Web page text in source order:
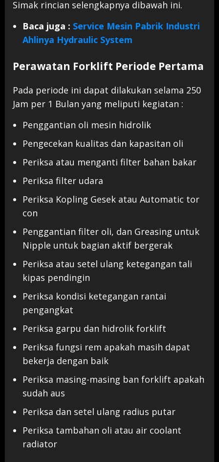
Simak rincian selengkapnya dibawah ini.
Baca juga : Service Mesin Pabrik Industri
Ahlinya Hydraulic System
Perawatan Forklift Periode Pertama
Pada periode ini dapat dilakukan selama 250
Jam per 1 Bulan yang meliputi kegiatan :
Penggantian oli mesin hidrolik
Pengecekan kualitas dan kapasitan oli
Periksa atau menganti filter bahan bakar
Periksa filter udara
Periksa Kopling Gesek atau Automatic tor
con
Penggantian filter oli, dan Greasing untuk
Nipple untuk bagian aktif bergerak
Periksa atau setel ulang ketegangan tali
kipas pendingin
Periksa kondisi ketegangan rantai
pengangkat
Periksa garpu dan hidrolik forklift
Periksa fungsi rem apakah masih dapat
bekerja dengan baik
Periksa masing-masing ban forklift apakah
sudah aus
Periksa dan setel ulang radius putar
Periksa tambahan oli atau air coolant
radiator